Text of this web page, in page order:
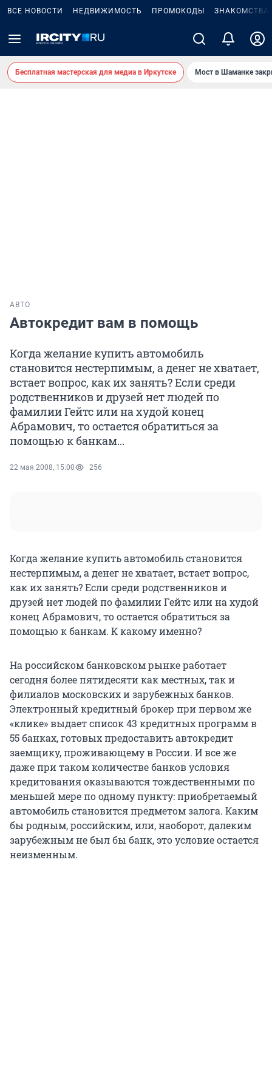
ВСЕ НОВОСТИ НЕДВИЖИМОСТЬ ПРОМОКОДЫ ЗНАКОМСТВА
Бесплатная мастерская для медиа в Иркутске Мост в Шаманке
АВТО
Автокредит вам в помощь
Когда желание купить автомобиль
становится нестерпимым, а денег не хватает,
встает вопрос, как их занять? Если среди
родственников и друзей нет людей по
фамилии Гейтс или на худой конец
Абрамович, то остается обратиться за
помощью к банкам...
22 мая 2008, 15:00 256
Когда желание купить автомобиль становится
нестерпимым, а денег не хватает, встает вопрос,
как их занять? Если среди родственников и
друзей нет людей по фамилии Гейтс или на худой
конец Абрамович, то остается обратиться за
помощью к банкам. К какому именно?
На российском банковском рынке работает
сегодня более пятидесяти как местных, так и
филиалов московских и зарубежных банков.
Электронный кредитный брокер при первом же
«клике» выдает список 43 кредитных программ в
55 банках, готовых предоставить автокредит
заемщику, проживающему в России. И все же
даже при таком количестве банков условия
кредитования оказываются тождественными по
меньшей мере по одному пункту: приобретаемый
автомобиль становится предметом залога. Каким
бы родным, российским, или, наоборот, далеким
зарубежным не был бы банк, это условие остается
неизменным.